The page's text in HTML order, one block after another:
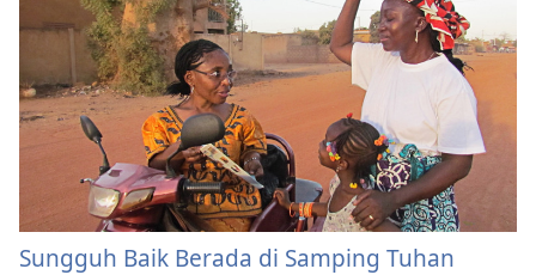
Sungguh Baik Berada di Samping Tuhan